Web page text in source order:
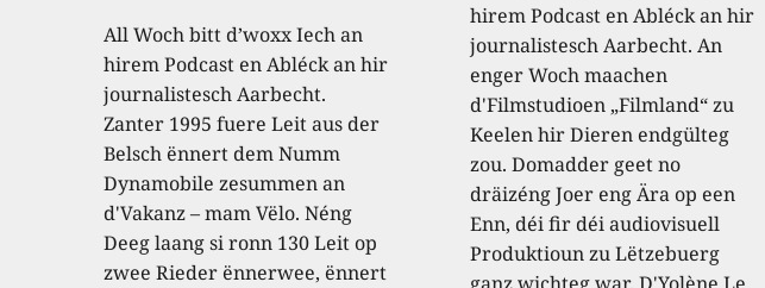
All Woch bitt d’woxx Iech an
hirem Podcast en Abléck an hir
journalistesch Aarbecht.
Zanter 1995 fuere Leit aus der
Belsch ënnert dem Numm
Dynamobile zesummen an
d'Vakanz – mam Vëlo. Néng
Deeg laang si ronn 130 Leit op
zwee Rieder ënnerwee, ënnert
hirem Podcast en Abléck an hir
journalistesch Aarbecht. An
enger Woch maachen
d'Filmstudioen „Filmland“ zu
Keelen hir Dieren endgülteg
zou. Domadder geet no
dräizéng Joer eng Ära op een
Enn, déi fir déi audiovisuell
Produktioun zu Lëtzebuerg